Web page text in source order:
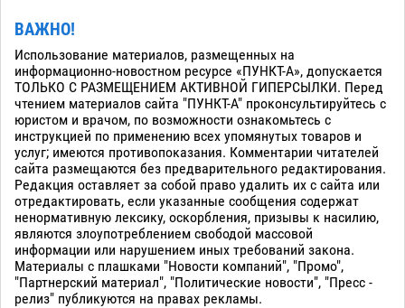
ВАЖНО!
Использование материалов, размещенных на
информационно-новостном ресурсе «ПУНКТ-А», допускается
ТОЛЬКО С РАЗМЕЩЕНИЕМ АКТИВНОЙ ГИПЕРСЫЛКИ. Перед
чтением материалов сайта "ПУНКТ-А" проконсультируйтесь с
юристом и врачом, по возможности ознакомьтесь с
инструкцией по применению всех упомянутых товаров и
услуг; имеются противопоказания. Комментарии читателей
сайта размещаются без предварительного редактирования.
Редакция оставляет за собой право удалить их с сайта или
отредактировать, если указанные сообщения содержат
ненормативную лексику, оскорбления, призывы к насилию,
являются злоупотреблением свободой массовой
информации или нарушением иных требований закона.
Материалы с плашками "Новости компаний", "Промо",
"Партнерский материал", "Политические новости", "Пресс -
релиз" публикуются на правах рекламы.